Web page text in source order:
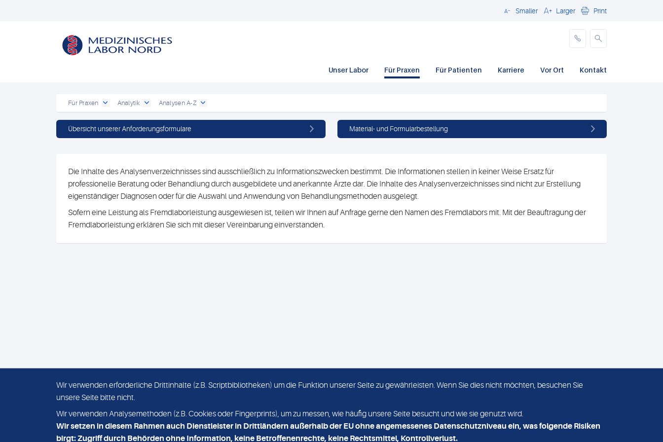
SchließenSmaller Larger Print
Unser Labor Für Praxen Für Patienten Karriere Vor Ort Kontakt
Für Praxen Analytik Analysen A-Z
Übersicht unserer Anforderungsformulare Material- und Formularbestellung
Die Inhalte des Analysenverzeichnisses sind ausschließlich zu Informationszwecken bestimmt. Die Informationen stellen in keiner Weise Ersatz für
professionelle Beratung oder Behandlung durch ausgebildete und anerkannte Ärzte dar. Die Inhalte des Analysenverzeichnisses sind nicht zur Erstellung
eigenständiger Diagnosen oder für die Auswahl und Anwendung von Behandlungsmethoden ausgelegt.
Sofern eine Leistung als Fremdlaborleistung ausgewiesen ist, teilen wir Ihnen auf Anfrage gerne den Namen des Fremdlabors mit. Mit der Beauftragung der
Fremdlaborleistung erklären Sie sich mit dieser Vereinbarung einverstanden.
IMPRESSUM
MVZ Medizinisches Labor
Nord MLN GmbH
Wir verwenden erforderliche Drittinhalte (z.B. Scriptbibliotheken) um die Funktion unserer Seite zu gewährleisten. Wenn Sie dies nicht möchten, besuchen Sie
unsere Seite bitte nicht.
Wir verwenden Analysemethoden (z.B. Cookies oder Fingerprints), um zu messen, wie häufig unsere Seite besucht und wie sie genutzt wird.
Wir setzen in diesem Rahmen auch Dienstleister in Drittländern außerhalb der EU ohne angemessenes Datenschutzniveau ein, was folgende Risiken
birgt: Zugriff durch Behörden ohne Information, keine Betroffenenrechte, keine Rechtsmittel, Kontrollverlust.